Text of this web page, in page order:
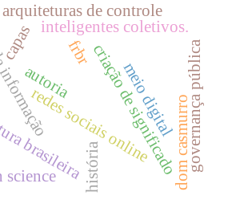
redes sociais online
criação de significado
capas
dom casmurro
brasileira
frbr
inteligentes coletivos.
arquiteturas de controle
meio digital
autoria governança pública
science história